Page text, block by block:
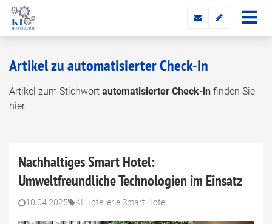
Artikel zu automatisierter Check-in
Artikel zum Stichwort automatisierter Check-in finden Sie
hier.
Nachhaltiges Smart Hotel:
Umweltfreundliche Technologien im Einsatz
10.04.2025 KI Hotellerie Smart Hotel